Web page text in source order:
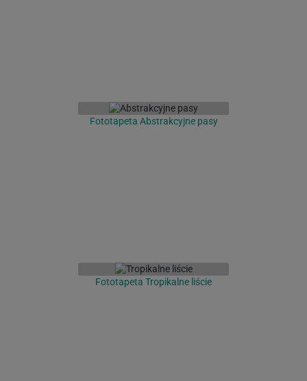
Fototapeta Abstrakcyjne pasy
Fototapeta Tropikalne liście